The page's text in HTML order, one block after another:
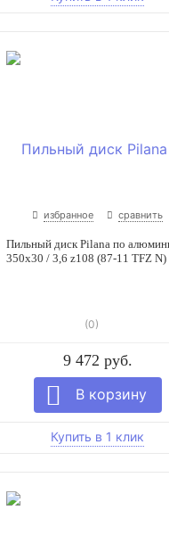
избранное сравнить
Пильный диск Pilana по
350x30 / 3,6 z108 (87-11 TFZ N)
(0)
9 472 руб.